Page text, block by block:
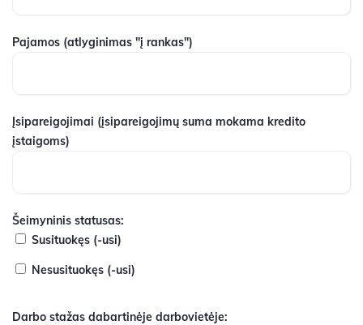
Pajamos (atlyginimas "į rankas")
Įsipareigojimai (įsipareigojimų suma mokama kredito
įstaigoms)
Šeimyninis statusas:
Susituokęs (-usi)
Nesusituokęs (-usi)
Darbo stažas dabartinėje darbovietėje: